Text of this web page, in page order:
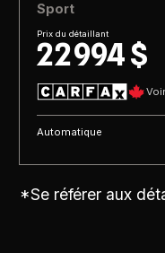
Sport
Prix du détaillant
22 994 $
Automatique
*Se référer aux